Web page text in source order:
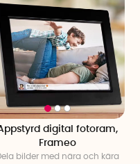
digital fotoram,
Frameo
bilder med nära och kära